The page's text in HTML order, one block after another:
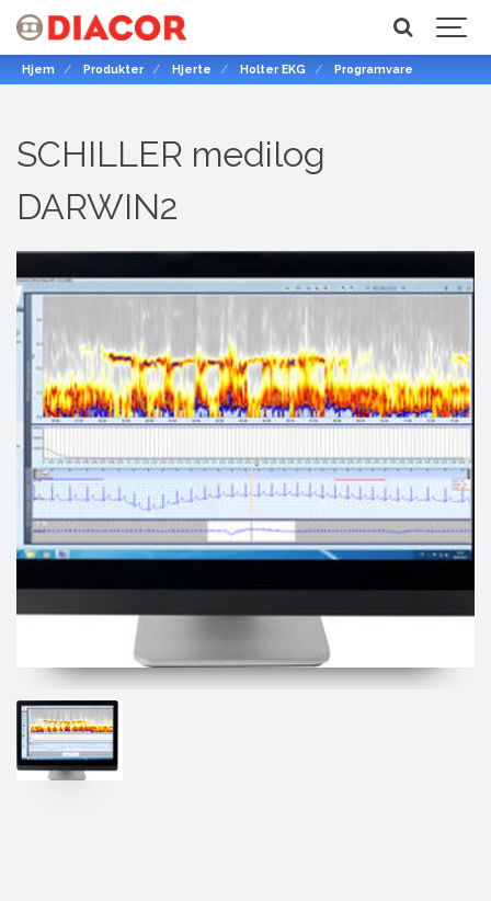
Hjem Produkter Hjerte Holter EKG Programvare
SCHILLER medilog
DARWIN2